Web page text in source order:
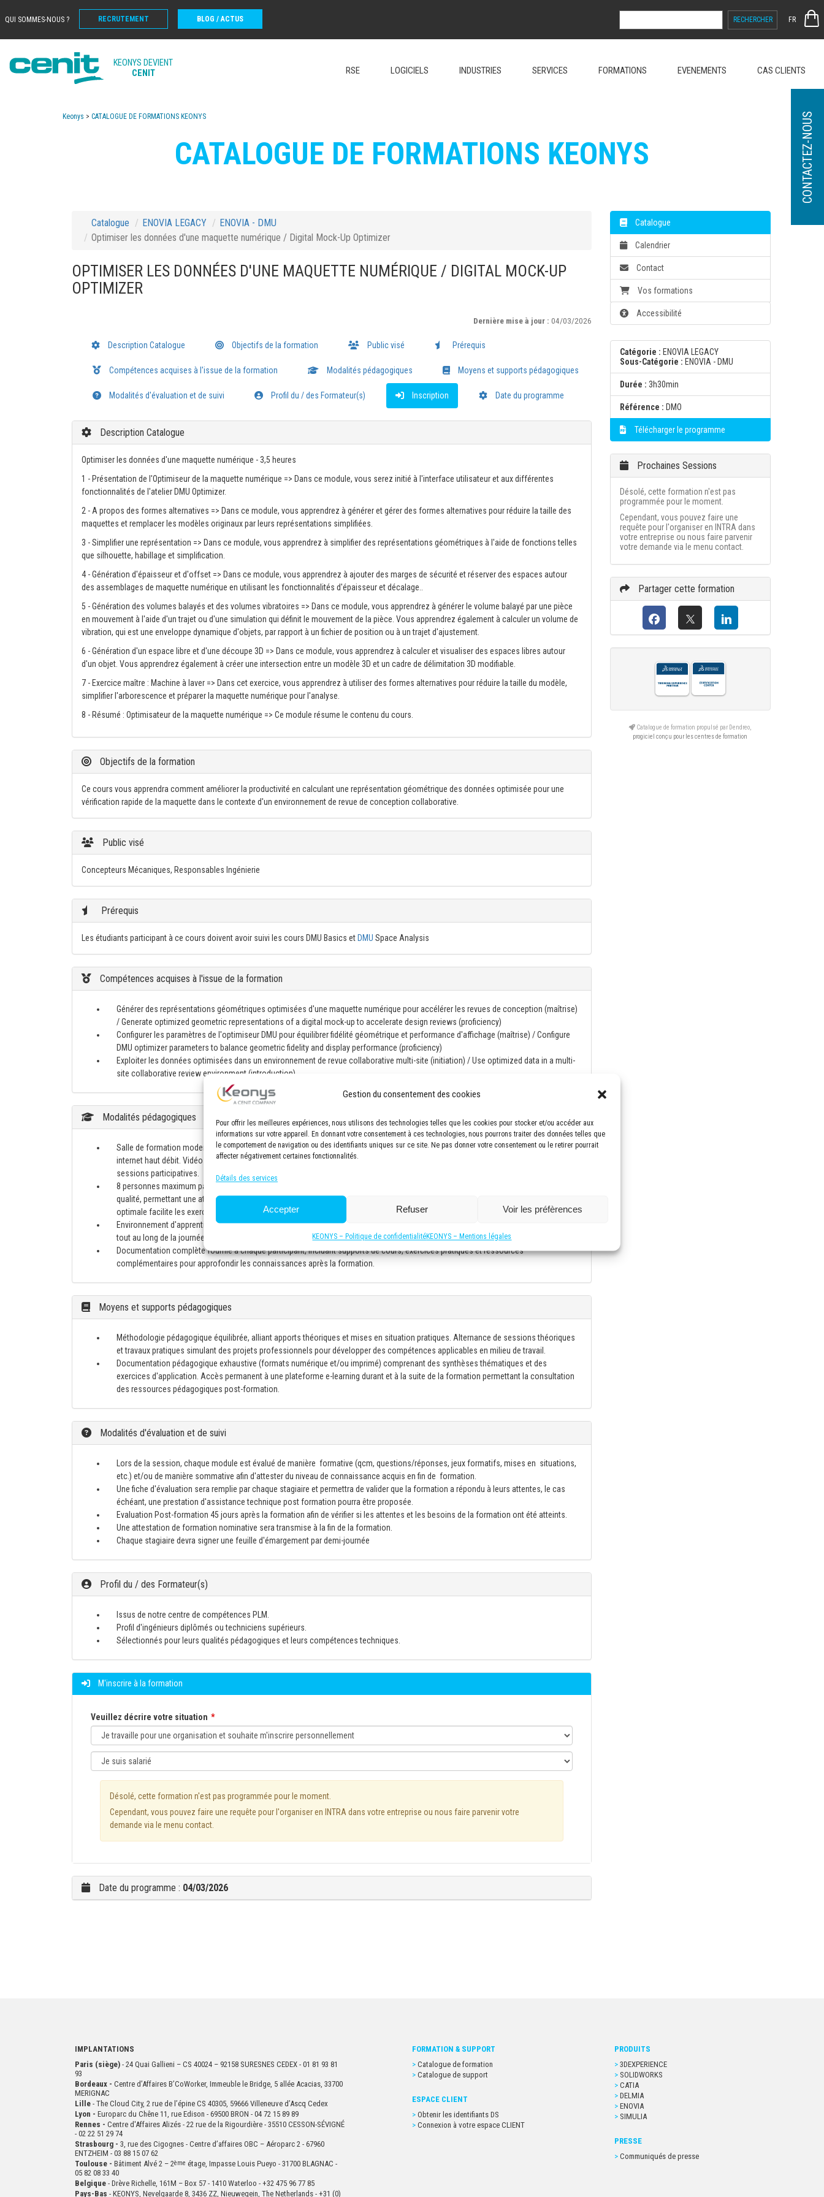
Gestion du consentement des cookies
Pour offrir les meilleures expériences, nous utilisons des technologies telles que les cookies pour stocker et/ou accéder aux
informations sur votre appareil. En donnant votre consentement à ces technologies, nous pourrons traiter des données telles que
le comportement de navigation ou des identifiants uniques sur ce site. Ne pas donner votre consentement ou le retirer pourrait
affecter négativement certaines fonctionnalités.
Détails des services
Accepter Refuser Voir les préfèrences
KEONYS – Politique de confidentialitéKEONYS – Mentions légales
QUI SOMMES-NOUS ? RECRUTEMENT BLOG / ACTUS
RECHERCHER :
FR
KEONYS DEVIENT
CENIT
RSE LOGICIELS INDUSTRIES SERVICES FORMATIONS EVENEMENTS CAS CLIENTS
CONTACTEZ-NOUS
Keonys > CATALOGUE DE FORMATIONS KEONYS
CATALOGUE DE FORMATIONS KEONYS
Catalogue ENOVIA LEGACY
ENOVIA - DMU
Optimiser les données d'une maquette numérique / Digital Mock-Up Optimizer
OPTIMISER LES DONNÉES D'UNE MAQUETTE NUMÉRIQUE / DIGITAL MOCK-UP
OPTIMIZER
Dernière mise à jour : 04/03/2026
Description Catalogue Objectifs de la formation Public visé Prérequis
Compétences acquises à l'issue de la formation Modalités pédagogiques Moyens et supports pédagogiques
Modalités d'évaluation et de suivi Profil du / des Formateur(s) Inscription Date du programme
Description Catalogue
Optimiser les données d'une maquette numérique - 3,5 heures
1 - Présentation de l'Optimiseur de la maquette numérique => Dans ce module, vous serez initié à l'interface utilisateur et aux différentes
fonctionnalités de l'atelier DMU Optimizer.
2 - A propos des formes alternatives => Dans ce module, vous apprendrez à générer et gérer des formes alternatives pour réduire la taille des
maquettes et remplacer les modèles originaux par leurs représentations simplifiées.
3 - Simplifier une représentation => Dans ce module, vous apprendrez à simplifier des représentations géométriques à l'aide de fonctions telles
que silhouette, habillage et simplification.
4 - Génération d'épaisseur et d'offset => Dans ce module, vous apprendrez à ajouter des marges de sécurité et réserver des espaces autour
des assemblages de maquette numérique en utilisant les fonctionnalités d'épaisseur et décalage..
5 - Génération des volumes balayés et des volumes vibratoires => Dans ce module, vous apprendrez à générer le volume balayé par une pièce
en mouvement à l'aide d'un trajet ou d'une simulation qui définit le mouvement de la pièce. Vous apprendrez également à calculer un volume de
vibration, qui est une enveloppe dynamique d'objets, par rapport à un fichier de position ou à un trajet d'ajustement.
6 - Génération d'un espace libre et d'une découpe 3D => Dans ce module, vous apprendrez à calculer et visualiser des espaces libres autour
d'un objet. Vous apprendrez également à créer une intersection entre un modèle 3D et un cadre de délimitation 3D modifiable.
7 - Exercice maître : Machine à laver => Dans cet exercice, vous apprendrez à utiliser des formes alternatives pour réduire la taille du modèle,
simplifier l'arborescence et préparer la maquette numérique pour l'analyse.
8 - Résumé : Optimisateur de la maquette numérique => Ce module résume le contenu du cours.
Objectifs de la formation
Ce cours vous apprendra comment améliorer la productivité en calculant une représentation géométrique des données optimisée pour une
vérification rapide de la maquette dans le contexte d'un environnement de revue de conception collaborative.
Public visé
Concepteurs Mécaniques, Responsables Ingénierie
Prérequis
Les étudiants participant à ce cours doivent avoir suivi les cours DMU Basics et DMU Space Analysis
Compétences acquises à l'issue de la formation
Générer des représentations géométriques optimisées d'une maquette numérique pour accélérer les revues de conception (maîtrise)
/ Generate optimized geometric representations of a digital mock-up to accelerate design reviews (proficiency)
Configurer les paramètres de l'optimiseur DMU pour équilibrer fidélité géométrique et performance d'affichage (maîtrise) / Configure
DMU optimizer parameters to balance geometric fidelity and display performance (proficiency)
Exploiter les données optimisées dans un environnement de revue collaborative multi-site (initiation) / Use optimized data in a multi-
site collaborative review environment (introduction)
Modalités pédagogiques
Salle de formation moderne et spacieuse, équipée de 8 postes de travail ergonomiques avec ordinateurs performants et connexion
internet haut débit. Vidéo projecteur haute définition pour une visualisation optimale des supports de cours. Tableau blanc pour des
sessions participatives.
8 personnes maximum par session en présentiel et 6 personnes maximum par session en distanciel afin de garantir une formation de
qualité, permettant une attention personnalisée du formateur et favorisant les échanges entre participants. Cette taille de groupe
optimale facilite les exercices pratiques, les discussions approfondies et un suivi individuel des progrès de chacun.
Environnement d'apprentissage confortable avec climatisation, éclairage adapté et pauses incluses pour maintenir la concentration
tout au long de la journée.
Documentation complète fournie à chaque participant, incluant supports de cours, exercices pratiques et ressources
complémentaires pour approfondir les connaissances après la formation.
Moyens et supports pédagogiques
Méthodologie pédagogique équilibrée, alliant apports théoriques et mises en situation pratiques. Alternance de sessions théoriques
et travaux pratiques simulant des projets professionnels pour développer des compétences applicables en milieu de travail.
Documentation pédagogique exhaustive (formats numérique et/ou imprimé) comprenant des synthèses thématiques et des
exercices d'application. Accès permanent à une plateforme e-learning durant et à la suite de la formation permettant la consultation
des ressources pédagogiques post-formation.
Modalités d'évaluation et de suivi
Lors de la session, chaque module est évalué de manière formative (qcm, questions/réponses, jeux formatifs, mises en situations,
etc.) et/ou de manière sommative afin d'attester du niveau de connaissance acquis en fin de formation.
Une fiche d'évaluation sera remplie par chaque stagiaire et permettra de valider que la formation a répondu à leurs attentes, le cas
échéant, une prestation d'assistance technique post formation pourra être proposée.
Evaluation Post-formation 45 jours après la formation afin de vérifier si les attentes et les besoins de la formation ont été atteints.
Une attestation de formation nominative sera transmise à la fin de la formation.
Chaque stagiaire devra signer une feuille d'émargement par demi-journée
Profil du / des Formateur(s)
Issus de notre centre de compétences PLM.
Profil d'ingénieurs diplômés ou techniciens supérieurs.
Sélectionnés pour leurs qualités pédagogiques et leurs compétences techniques.
M'inscrire à la formation
Veuillez décrire votre situation
Désolé, cette formation n'est pas programmée pour le moment.
Cependant, vous pouvez faire une requête pour l'organiser en INTRA dans votre entreprise ou nous faire parvenir votre
demande via le menu contact.
Date du programme : 04/03/2026
Catalogue
Calendrier
Contact
Vos formations
Accessibilité
Catégorie : ENOVIA LEGACY
Sous-Catégorie : ENOVIA - DMU
Durée : 3h30min
Référence : DMO
Télécharger le programme
Prochaines Sessions
Désolé, cette formation n'est pas
programmée pour le moment.
Cependant, vous pouvez faire une
requête pour l'organiser en INTRA dans
votre entreprise ou nous faire parvenir
votre demande via le menu contact.
Partager cette formation
Catalogue de formation propulsé par Dendreo,
progiciel conçu pour les centres de formation
IMPLANTATIONS
Paris (siège) - 24 Quai Gallieni – CS 40024 – 92158 SURESNES CEDEX - 01 81 93 81
93
Bordeaux - Centre d’Affaires B’CoWorker, Immeuble le Bridge, 5 allée Acacias, 33700
MERIGNAC
Lille - The Cloud City, 2 rue de l’épine CS 40305, 59666 Villeneuve d’Ascq Cedex
Lyon - Europarc du Chêne 11, rue Edison - 69500 BRON - 04 72 15 89 89
Rennes - Centre d'Affaires Alizés - 22 rue de la Rigourdière - 35510 CESSON-SÉVIGNÉ
- 02 22 51 29 74
Strasbourg - 3, rue des Cigognes - Centre d’affaires OBC – Aéroparc 2 - 67960
ENTZHEIM - 03 88 15 07 62
Toulouse - Bâtiment Alvé 2 – 2ème étage, Impasse Louis Pueyo - 31700 BLAGNAC -
05 82 08 33 40
Belgique - Drève Richelle, 161M – Box 57 - 1410 Waterloo - +32 475 96 77 85
Pays-Bas - KEONYS, Nevelgaarde 8, 3436 ZZ, Nieuwegein, The Netherlands - +31 (0)
FORMATION & SUPPORT
Catalogue de formation
Catalogue de support
ESPACE CLIENT
Obtenir les identifiants DS
Connexion à votre espace CLIENT
PRODUITS
3DEXPERIENCE
SOLIDWORKS
CATIA
DELMIA
ENOVIA
SIMULIA
PRESSE
Communiqués de presse